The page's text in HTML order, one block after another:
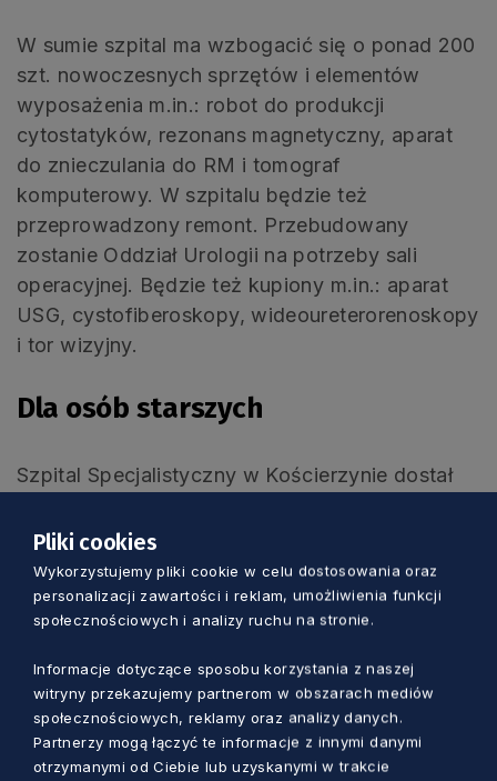
W sumie szpital ma wzbogacić się o ponad 200
szt. nowoczesnych sprzętów i elementów
wyposażenia m.in.: robot do produkcji
cytostatyków, rezonans magnetyczny, aparat
do znieczulania do RM i tomograf
komputerowy. W szpitalu będzie też
przeprowadzony remont. Przebudowany
zostanie Oddział Urologii na potrzeby sali
operacyjnej. Będzie też kupiony m.in.: aparat
USG, cystofiberoskopy, wideoureterorenoskopy
i tor wizyjny.
Dla osób starszych
Szpital Specjalistyczny w Kościerzynie dostał
geriatryczną. Powstanie Kaszubskie Centrum
Senioralne w Dzierżążnie.
– Ponieważ nasze społeczeństwo się
starzeje, wsparcie dla osób starszych i
schorowanych jest niezwykle ważne.
Wybudowany zostanie nowy pawilon
oraz zmodernizowany istniejący
Pliki cookies
Wykorzystujemy pliki cookie w celu dostosowania oraz
personalizacji zawartości i reklam, umożliwienia funkcji
społecznościowych i analizy ruchu na stronie.
Informacje dotyczące sposobu korzystania z naszej
witryny przekazujemy partnerom w obszarach mediów
społecznościowych, reklamy oraz analizy danych.
Partnerzy mogą łączyć te informacje z innymi danymi
otrzymanymi od Ciebie lub uzyskanymi w trakcie